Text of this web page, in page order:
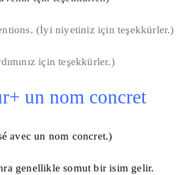
(İyi niyetiniz için teşekkürler.)
için teşekkürler.)
un nom concret
avec un nom concret.)
genellikle somut bir isim gelir.